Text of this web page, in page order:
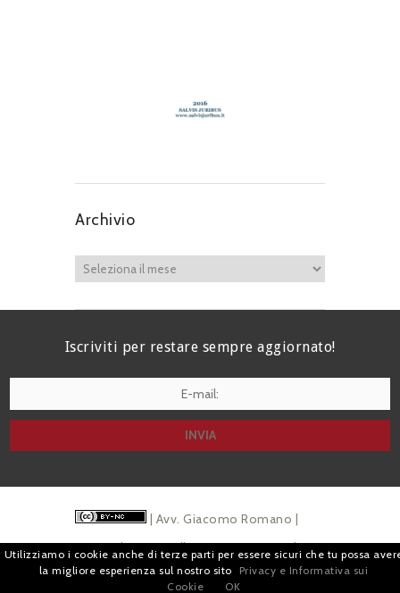
Archivio
Iscriviti per restare sempre aggiornato!
| Avv. Giacomo Romano |
Piazza di Campitelli, 2 - 00186 Roma | P.I.
07880501213 |Pubblicitàe Privacy
Utilizziamo i cookie anche di terze parti per essere sicuri che tu possa
la migliore esperienza sul nostro sito
Privacy e Informativa sui
Cookie
OK